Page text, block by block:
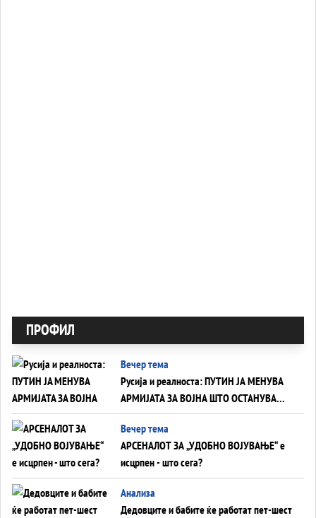
ПРОФИЛ
Вечер тема
Русија и реалноста: ПУТИН ЈА МЕНУВА
АРМИЈАТА ЗА ВОЈНА ШТО ОСТАНУВА
БЕЗ ФРОНТ
Вечер тема
АРСЕНАЛОТ ЗА „УДОБНО ВОЈУВАЊЕ“ е
исцрпен - што сега?
Анализа
Дедовците и бабите ќе работат пет-шест